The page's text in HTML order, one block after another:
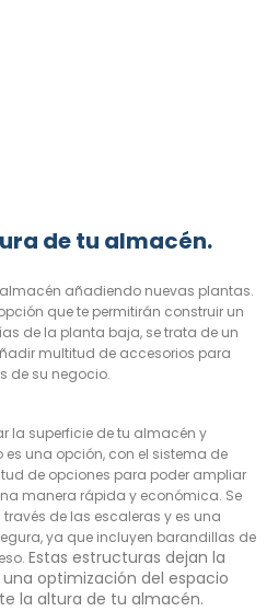
de tu almacén.
añadiendo nuevas plantas.
que te permitirán construir un
de la planta baja, se trata de un
multitud de accesorios para
de su negocio.
la superficie de tu almacén y
una opción, con el sistema de
de opciones para poder ampliar
manera rápida y económica. Se
de las escaleras y es una
ya que incluyen barandillas de
Estas estructuras dejan la
optimización del espacio
la altura de tu almacén.